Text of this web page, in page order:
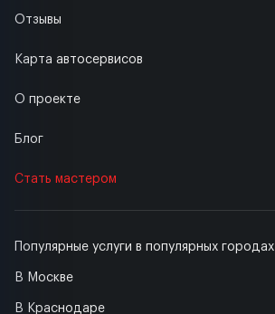
Популярные услуги в популярных городах
В Москве
В Краснодаре
Отзывы
Карта автосервисов
О проекте
Блог
Стать мастером